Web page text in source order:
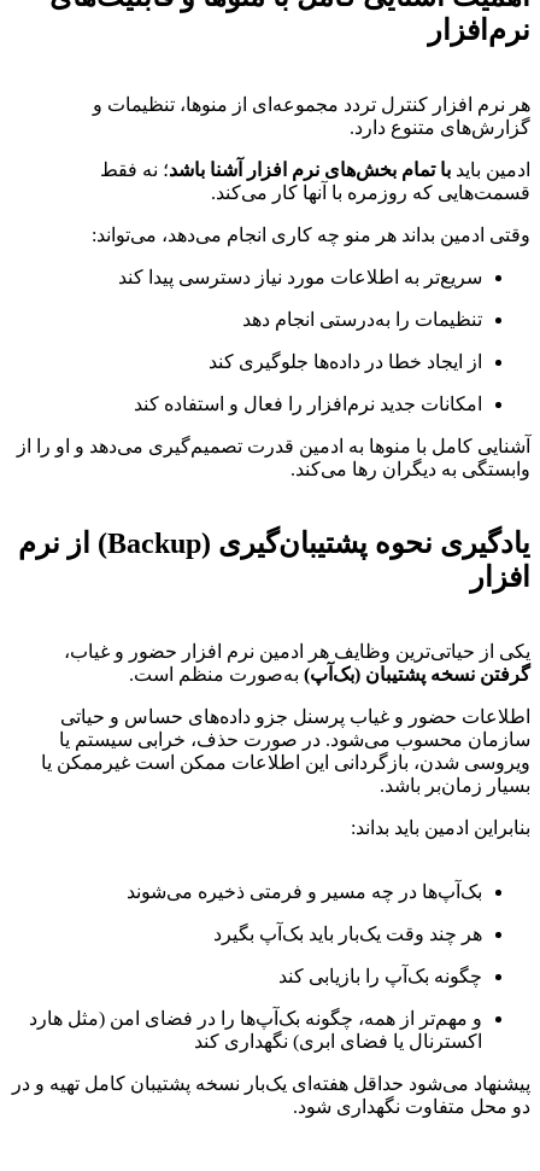
نرم‌افزار
هر نرم افزار کنترل تردد مجموعه‌ای از منوها، تنظیمات و
گزارش‌های متنوع دارد.
ادمین باید با تمام بخش‌های نرم افزار آشنا باشد؛ نه فقط
قسمت‌هایی که روزمره با آنها کار می‌کند.
وقتی ادمین بداند هر منو چه کاری انجام می‌دهد، می‌تواند:
سریع‌تر به اطلاعات مورد نیاز دسترسی پیدا کند
تنظیمات را به‌درستی انجام دهد
از ایجاد خطا در داده‌ها جلوگیری کند
امکانات جدید نرم‌افزار را فعال و استفاده کند
آشنایی کامل با منوها به ادمین قدرت تصمیم‌گیری می‌دهد و او را از
وابستگی به دیگران رها می‌کند.
یادگیری نحوه پشتیبان‌گیری (Backup) از نرم
افزار
یکی از حیاتی‌ترین وظایف هر ادمین نرم افزار حضور و غیاب،
گرفتن نسخه پشتیبان (بک‌آپ) به‌صورت منظم است.
اطلاعات حضور و غیاب پرسنل جزو داده‌های حساس و حیاتی
سازمان محسوب می‌شود. در صورت حذف، خرابی سیستم یا
ویروسی شدن، بازگردانی این اطلاعات ممکن است غیرممکن یا
بسیار زمان‌بر باشد.
بنابراین ادمین باید بداند:
بک‌آپ‌ها در چه مسیر و فرمتی ذخیره می‌شوند
هر چند وقت یک‌بار باید بک‌آپ بگیرد
چگونه بک‌آپ را بازیابی کند
و مهم‌تر از همه، چگونه بک‌آپ‌ها را در فضای امن (مثل هارد
اکسترنال یا فضای ابری) نگهداری کند
پیشنهاد می‌شود حداقل هفته‌ای یک‌بار نسخه پشتیبان کامل تهیه و در
دو محل متفاوت نگهداری شود.